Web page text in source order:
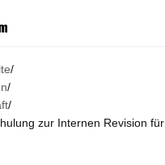
/
/
/
zur Internen Revision